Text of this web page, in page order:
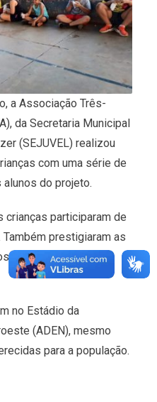
a Associação Três-
da Secretaria Municipal
(SEJUVEL) realizou
com uma série de
do projeto.
crianças participaram de
prestigiaram as
alunos e todos os
no Estádio da
(ADEN), mesmo
para a população.